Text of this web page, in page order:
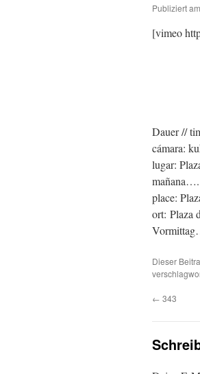
Publiziert am
[vimeo
Dauer //
cámara:
lugar:
place:
ort: Plaza
Dieser
← 343